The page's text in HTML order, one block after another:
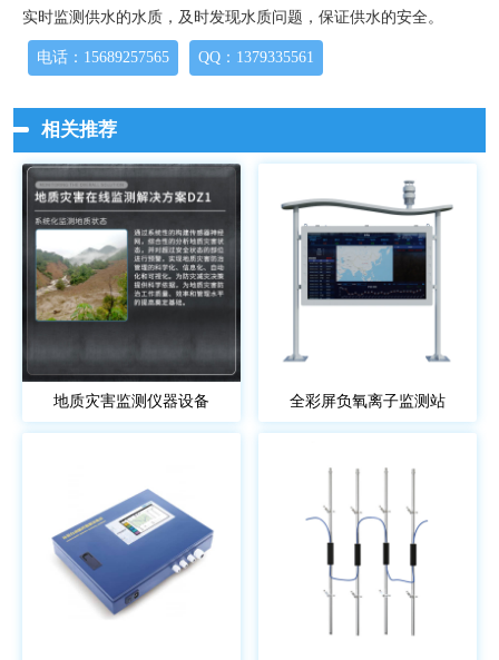
实时监测供水的水质，及时发现水质问题，保证供水的安全。
电话：15689257565 QQ：1379335561
相关推荐
地质灾害监测仪器设备 全彩屏负氧离子监测站